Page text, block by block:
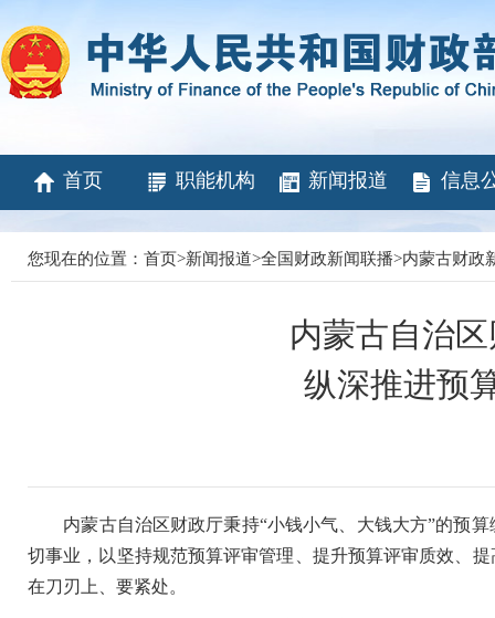
首页 职能机构 新闻报道 信息
您现在的位置： 首页>新闻报道>全国财政新闻联播>内蒙古财政
内蒙古自治
纵深推进预
内蒙古自治区财政厅秉持“小钱小气、大钱大方”的预算
切事业，以坚持规范预算评审管理、提升预算评审质效、
在刀刃上、要紧处。